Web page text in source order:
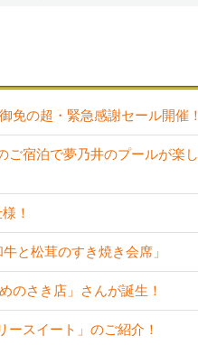
免の超・緊急感謝セール開催！
ご宿泊で夢乃井のプールが楽し
！
と松茸のすき焼き会席」
のさき店」さんが誕生！
ースイート」のご紹介！